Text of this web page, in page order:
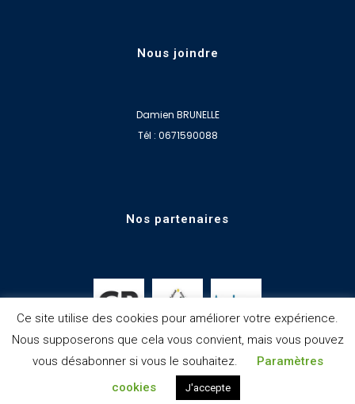
Nous joindre
Damien BRUNELLE
Tél : 0671590088
Nos partenaires
jplcreations|Mentions légales
Ce site utilise des cookies pour améliorer votre expérience.
Nous supposerons que cela vous convient, mais vous pouvez
vous désabonner si vous le souhaitez.
Paramètres
cookies
J'accepte